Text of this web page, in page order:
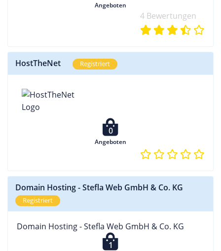
Angeboten
4 Bewertungen
HostTheNet Registriert
0
Angeboten
Domain Hosting - Stefla Web GmbH & Co. KG
Registriert
Domain Hosting - Stefla Web GmbH & Co. KG
1